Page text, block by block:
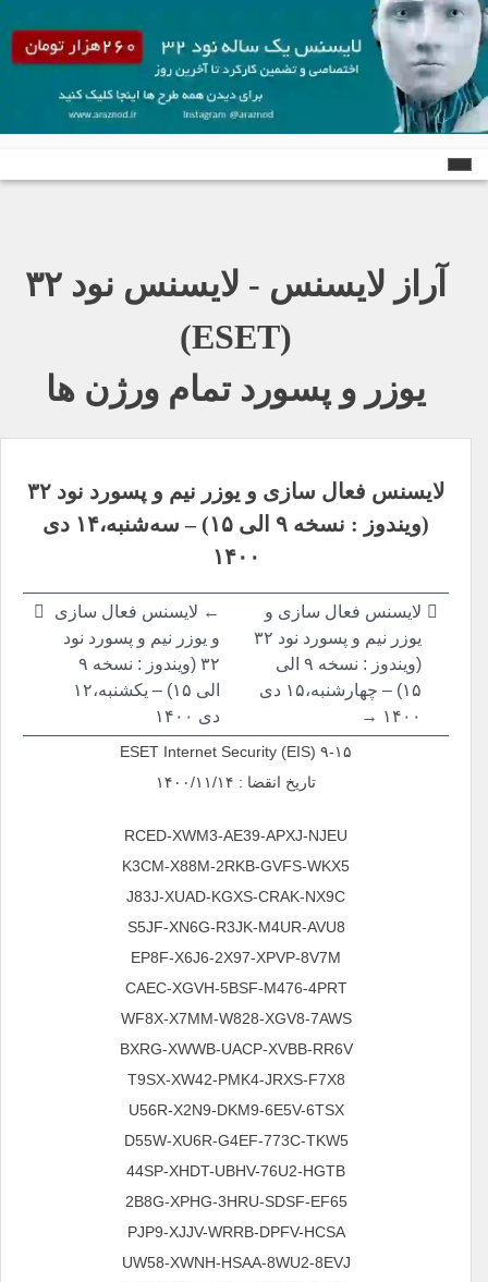
آراز لایسنس - لایسنس نود ٣٢
(ESET)
یوزر و پسورد تمام ورژن ها
لایسنس فعال سازی و یوزر نیم و پسورد نود ۳۲
(ویندوز : نسخه ۹ الی ۱۵) – سه‌شنبه،۱۴ دی
۱۴۰۰
راهبری
نوشته
← لایسنس فعال سازی
و یوزر نیم و پسورد نود
۳۲ (ویندوز : نسخه ۹
الی ۱۵) – یکشنبه،۱۲
دی ۱۴۰۰
لایسنس فعال سازی و
یوزر نیم و پسورد نود ۳۲
(ویندوز : نسخه ۹ الی
۱۵) – چهارشنبه،۱۵ دی
۱۴۰۰ →
ESET Internet Security (EIS) ۹-۱۵
تاریخ انقضا : ۱۴۰۰/۱۱/۱۴
RCED-XWM3-AE39-APXJ-NJEU
K3CM-X88M-2RKB-GVFS-WKX5
J83J-XUAD-KGXS-CRAK-NX9C
S5JF-XN6G-R3JK-M4UR-AVU8
EP8F-X6J6-2X97-XPVP-8V7M
CAEC-XGVH-5BSF-M476-4PRT
WF8X-X7MM-W828-XGV8-7AWS
BXRG-XWWB-UACP-XVBB-RR6V
T9SX-XW42-PMK4-JRXS-F7X8
U56R-X2N9-DKM9-6E5V-6TSX
D55W-XU6R-G4EF-773C-TKW5
44SP-XHDT-UBHV-76U2-HGTB
2B8G-XPHG-3HRU-SDSF-EF65
PJP9-XJJV-WRRB-DPFV-HCSA
UW58-XWNH-HSAA-8WU2-8EVJ